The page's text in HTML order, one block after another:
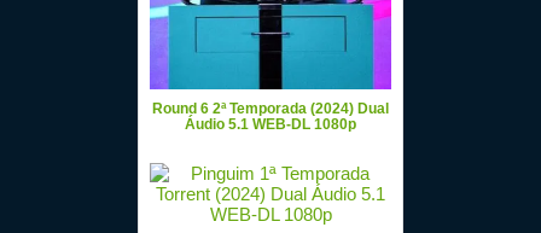
Round 6 2ª Temporada (2024) Dual
Áudio 5.1 WEB-DL 1080p